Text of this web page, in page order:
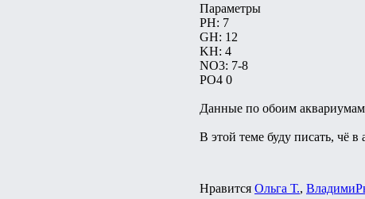
Параметры
PH: 7
GH: 12
KH: 4
NO3: 7-8
PO4 0
Данные по обоим
В этой теме буду писать, чё
Нравится Ольга Т.,